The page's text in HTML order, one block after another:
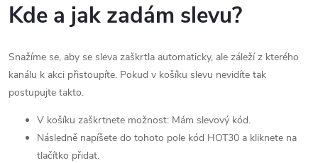
Kde a jak zadám slevu?
Snažíme se, aby se sleva zaškrtla automaticky, ale záleží z kterého
kanálu k akci přistoupíte. Pokud v košíku slevu nevidíte tak
postupujte takto.
V košíku zaškrtnete možnost: Mám slevový kód.
Následně napíšete do tohoto pole kód HOT30 a kliknete na
tlačítko přidat.